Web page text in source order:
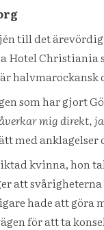
till det
Hotel
som har gjort
mig direkt,
med anklagelser
kvinna, hon
att
hade att göra
för att ta